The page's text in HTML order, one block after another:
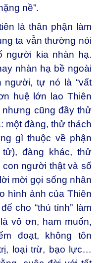
nề”.
là thân phận làm
ta vẫn thường nói
người kia nhàn hạ.
nhàn hạ bề ngoài
người, tự nó là “vất
huệ lớn lao Thiên
nhưng cũng đầy thử
một đàng, thử thách
gì thuộc về phận
đàng khác, thử
người thật và số
mời gọi sống nhân
hình ảnh của Thiên
cho “thú tính” làm
vô ơn, ham muốn,
đoạt, không tôn
loại trừ, bạo lực…